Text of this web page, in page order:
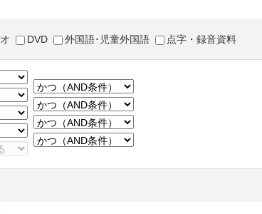
DVD 外国語･児童外国語 点字・録音資料